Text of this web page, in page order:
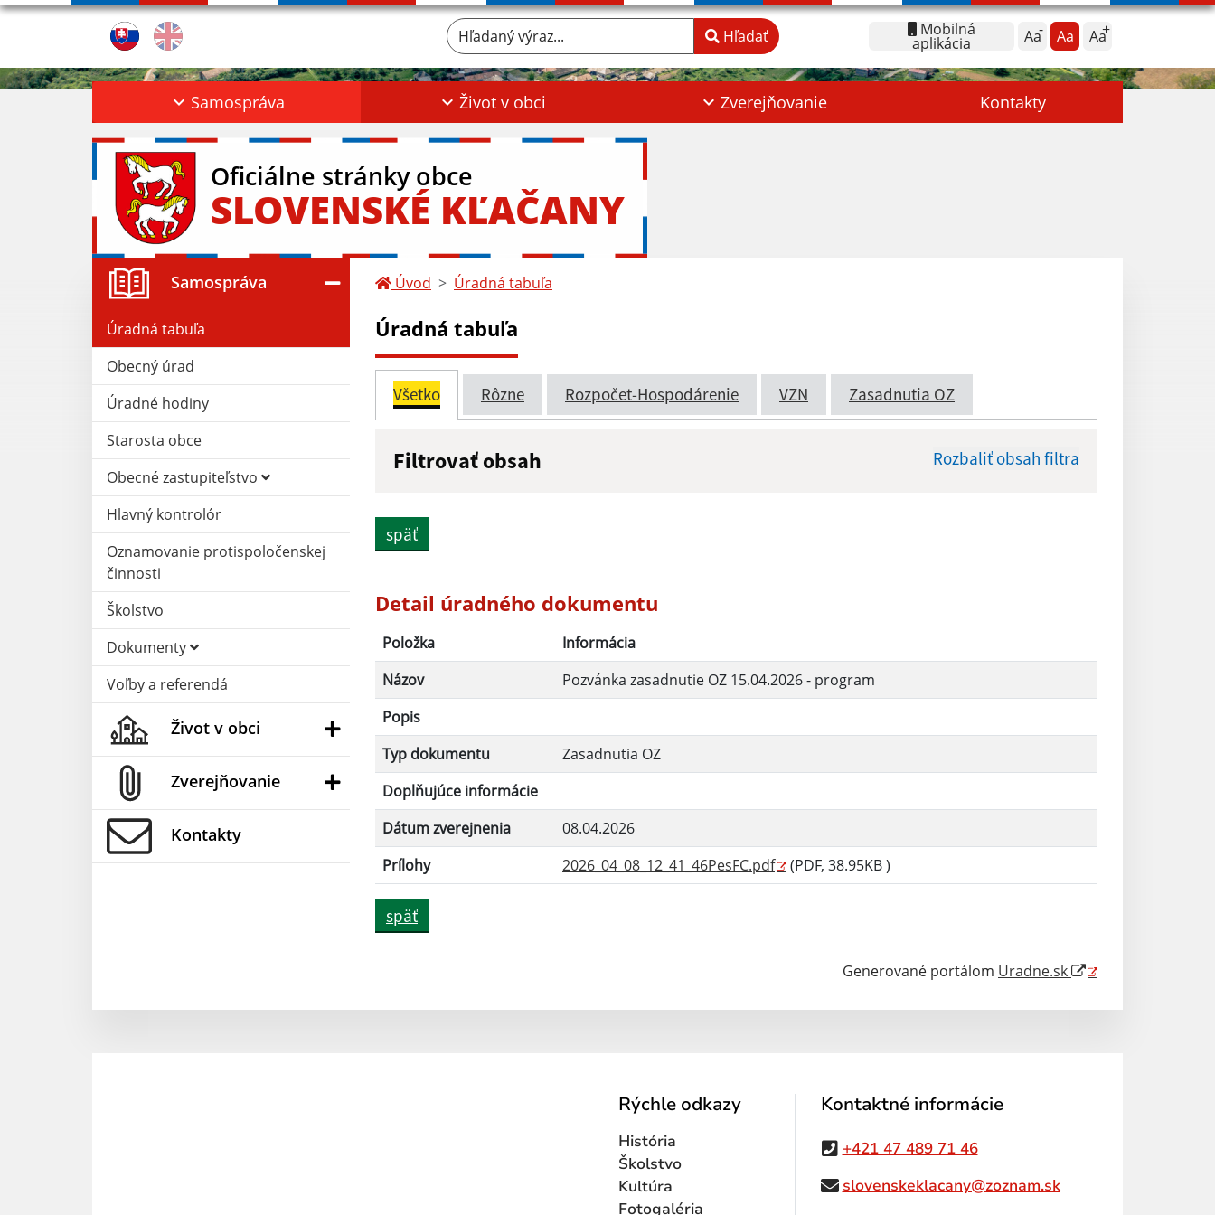
Mobilná
aplikácia Aa Aa Aa
Hľadaný výraz... Hľadať
Samospráva Život v obci Zverejňovanie Kontakty
Oficiálne stránky obce
SLOVENSKÉ KĽAČANY
Samospráva
Úradná tabuľa
Obecný úrad
Úradné hodiny
Starosta obce
Obecné zastupiteľstvo
Hlavný kontrolór
Oznamovanie protispoločenskej
činnosti
Školstvo
Dokumenty
Voľby a referendá
Život v obci
Zverejňovanie
Kontakty
Úvod Úradná tabuľa
Úradná tabuľa
Všetko Rôzne Rozpočet-Hospodárenie VZN Zasadnutia OZ
Filtrovať obsah Rozbaliť obsah filtra
Filtrovať Reset
späť
Detail úradného dokumentu
Položka
Informácia
Názov
Pozvánka zasadnutie OZ 15.04.2026 - program
Popis
Typ dokumentu
Zasadnutia OZ
Doplňujúce informácie
Dátum zverejnenia
08.04.2026
Prílohy
2026_04_08_12_41_46PesFC.pdf (PDF, 38.95KB )
späť
Generované portálom Uradne.sk
Rýchle odkazy
História
Školstvo
Kultúra
Fotogaléria
Kontaktné informácie
+421 47 489 71 46
slovenskeklacany@zoznam.sk